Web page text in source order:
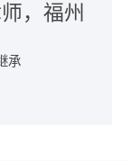
，福州
承